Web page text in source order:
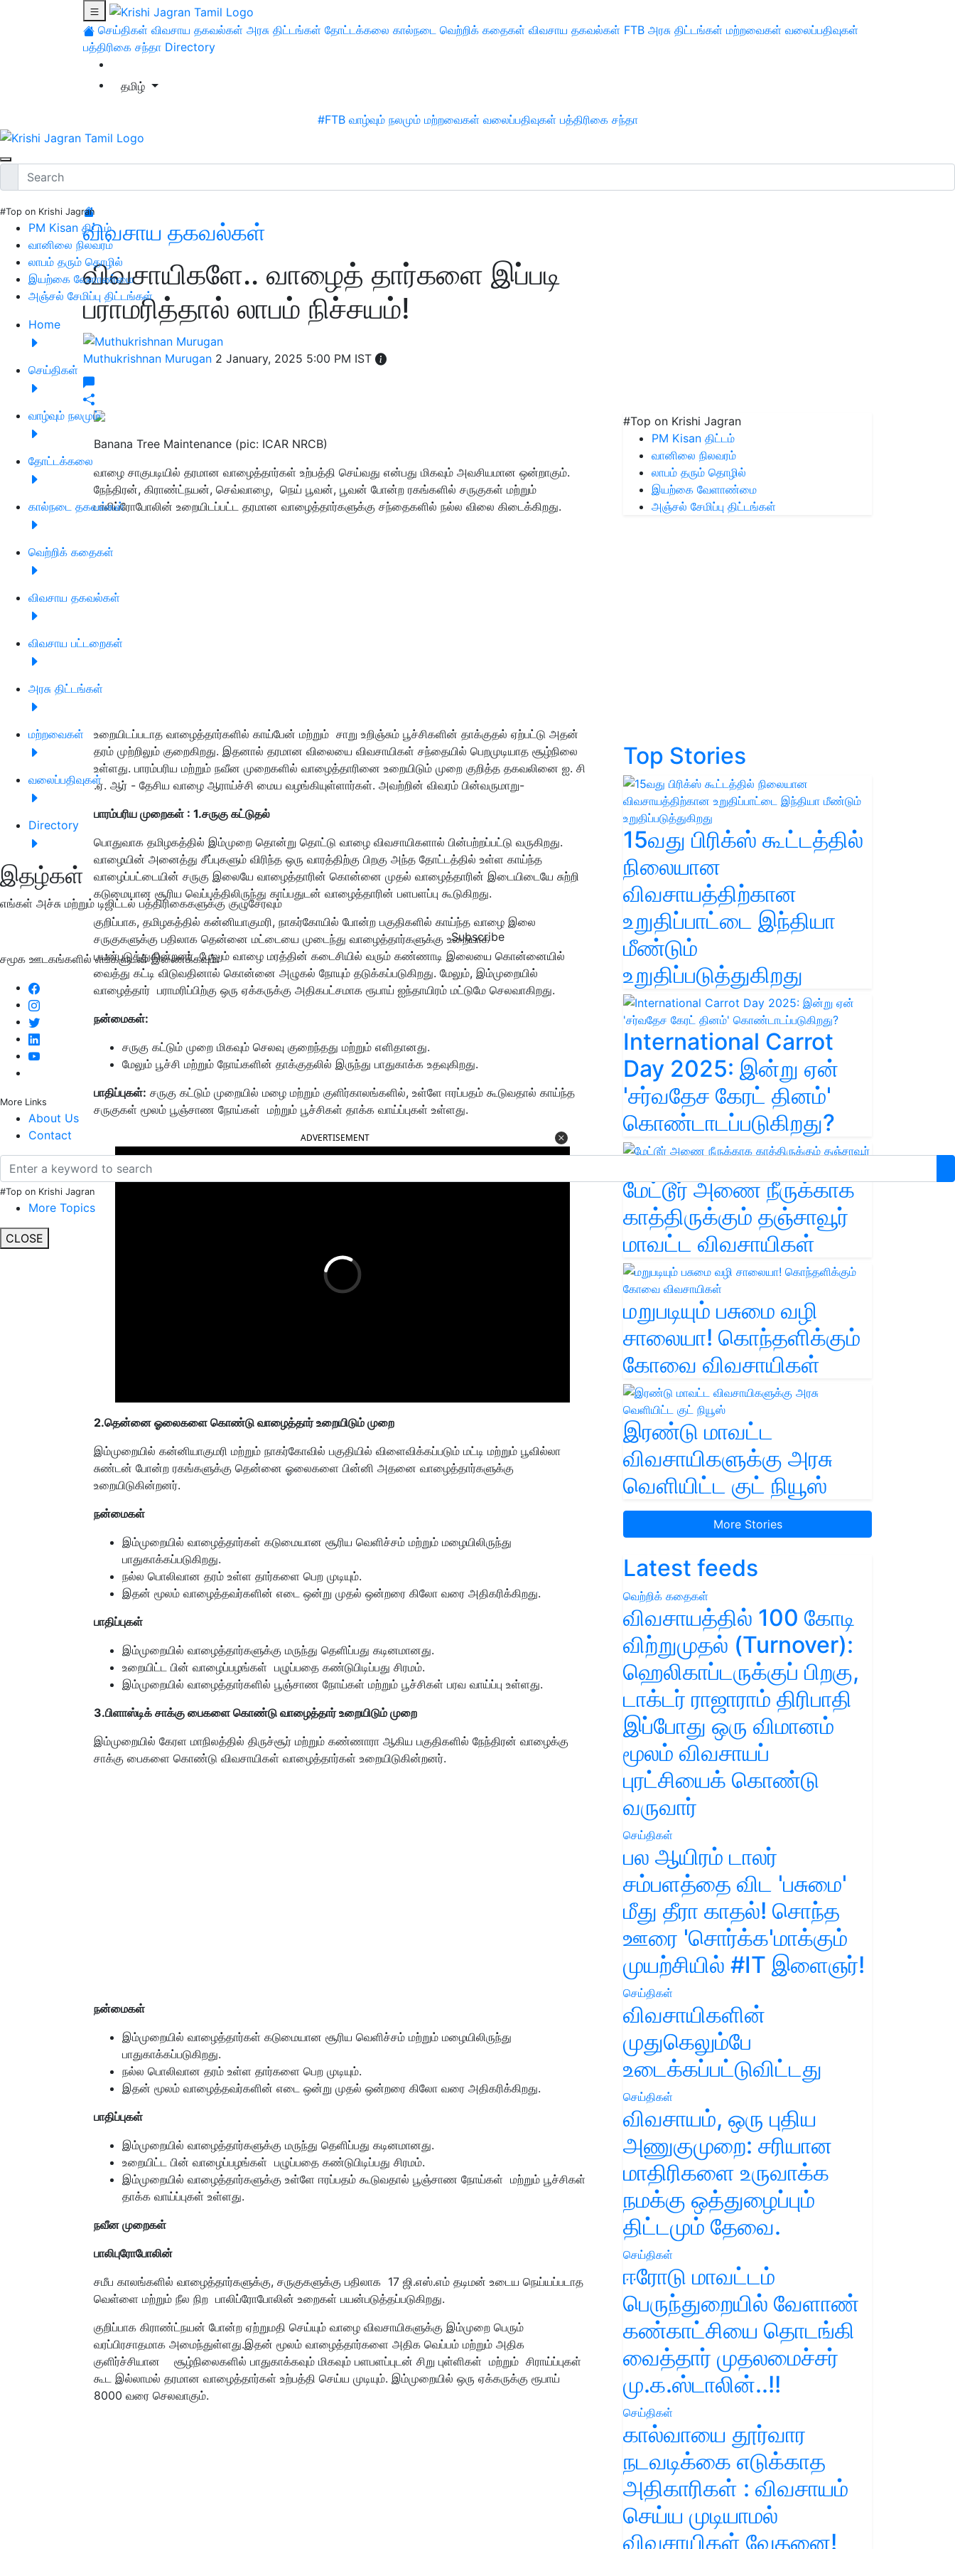
செய்திகள் விவசாய தகவல்கள் அரசு திட்டங்கள் தோட்டக்கலை கால்நடை வெற்றிக் கதைகள் விவசாய தகவல்கள் FTB அரசு திட்டங்கள் மற்றவைகள் வலைப்பதிவுகள்
பத்திரிகை சந்தா Directory
தமிழ்
#FTB வாழ்வும் நலமும் மற்றவைகள் வலைப்பதிவுகள் பத்திரிகை சந்தா
#Top on Krishi Jagran
PM Kisan திட்டம்
வானிலை நிலவரம்
லாபம் தரும் தொழில்
இயற்கை வேளாண்மை
அஞ்சல் சேமிப்பு திட்டங்கள்
Home
செய்திகள்
வாழ்வும் நலமும்
தோட்டக்கலை
கால்நடை தகவல்கள்
வெற்றிக் கதைகள்
விவசாய தகவல்கள்
விவசாய பட்டறைகள்
அரசு திட்டங்கள்
மற்றவைகள்
வலைப்பதிவுகள்
Directory
இதழ்கள்
எங்கள் அச்சு மற்றும் டிஜிட்டல் பத்திரிகைகளுக்கு குழுசேரவும்
Subscribe
சமூக ஊடகங்களில் எங்களுடன் இணைக்கவும்:
More Links
About Us
Contact
#Top on Krishi Jagran
More Topics
CLOSE
விவசாய தகவல்கள்
விவசாயிகளே.. வாழைத் தார்களை இப்படி
பராமரித்தால் லாபம் நிச்சயம்!
Muthukrishnan Murugan 2 January, 2025 5:00 PM IST
Banana Tree Maintenance (pic: ICAR NRCB)
வாழை சாகுபடியில் தரமான வாழைத்தார்கள் உற்பத்தி செய்வது என்பது மிகவும் அவசியமான ஒன்றாகும்.
நேந்திரன், கிராண்ட்நயன், செவ்வாழை, நெய் பூவன், பூவன் போன்ற ரகங்களில் சருகுகள் மற்றும்
பாலிப்ரோபோலின் உறையிடப்பட்ட தரமான வாழைத்தார்களுக்கு சந்தைகளில் நல்ல விலை கிடைக்கிறது.
உறையிடப்படாத வாழைத்தார்களில் காய்பேன் மற்றும் சாறு உறிஞ்சும் பூச்சிகளின் தாக்குதல் ஏற்பட்டு அதன்
தரம் முற்றிலும் குறைகிறது. இதனால் தரமான விலையை விவசாயிகள் சந்தையில் பெறமுடியாத சூழ்நிலை
உள்ளது. பாரம்பரிய மற்றும் நவீன முறைகளில் வாழைத்தாரினை உறையிடும் முறை குறித்த தகவலினை ஐ. சி
.ஏ. ஆர் - தேசிய வாழை ஆராய்ச்சி மைய வழங்கியுள்ளார்கள். அவற்றின் விவரம் பின்வருமாறு-
பாரம்பரிய முறைகள் : 1.சருகு கட்டுதல்
பொதுவாக தமிழகத்தில் இம்முறை தொன்று தொட்டு வாழை விவசாயிகளால் பின்பற்றப்பட்டு வருகிறது.
வாழையின் அனைத்து சீப்புகளும் விரிந்த ஒரு வாரத்திற்கு பிறகு அந்த தோட்டத்தில் உள்ள காய்ந்த
வாழைப்பட்டையின் சருகு இலையே வாழைத்தாரின் கொன்னை முதல் வாழைத்தாரின் இடையிடையே சுற்றி
கடுமையான சூரிய வெப்பத்திலிருந்து காப்பதுடன் வாழைத்தாரின் பளபளப்பு கூடுகிறது.
குறிப்பாக, தமிழகத்தில் கன்னியாகுமரி, நாகர்கோயில் போன்ற பகுதிகளில் காய்ந்த வாழை இலை
சருகுகளுக்கு பதிலாக தென்னை மட்டையை முடைந்து வாழைத்தார்களுக்கு உறையாக
பயன்படுத்துகின்றனர். மேலும் வாழை மரத்தின் கடைசியில் வரும் கண்ணாடி இலையை கொன்னையில்
வைத்து கட்டி விடுவதினால் கொன்னை அழுகல் நோயும் தடுக்கப்படுகிறது. மேலும், இம்முறையில்
வாழைத்தார் பராமரிப்பிற்கு ஒரு ஏக்கருக்கு அதிகபட்சமாக ரூபாய் ஐந்தாயிரம் மட்டுமே செலவாகிறது.
நன்மைகள்:
சருகு கட்டும் முறை மிகவும் செலவு குறைந்தது மற்றும் எளிதானது.
மேலும் பூச்சி மற்றும் நோய்களின் தாக்குதலில் இருந்து பாதுகாக்க உதவுகிறது.
பாதிப்புகள்: சருகு கட்டும் முறையில் மழை மற்றும் குளிர்காலங்களில், உள்ளே ஈரப்பதம் கூடுவதால் காய்ந்த
சருகுகள் மூலம் பூஞ்சாண நோய்கள் மற்றும் பூச்சிகள் தாக்க வாய்ப்புகள் உள்ளது.
ADVERTISEMENT
2.தென்னை ஓலைகளை கொண்டு வாழைத்தார் உறையிடும் முறை
இம்முறையில் கன்னியாகுமரி மற்றும் நாகர்கோவில் பகுதியில் விளைவிக்கப்படும் மட்டி மற்றும் பூவில்லா
சுண்டன் போன்ற ரகங்களுக்கு தென்னை ஓலைகளை பின்னி அதனை வாழைத்தார்களுக்கு
உறையிடுகின்றனர்.
நன்மைகள்
இம்முறையில் வாழைத்தார்கள் கடுமையான சூரிய வெளிச்சம் மற்றும் மழையிலிருந்து
பாதுகாக்கப்படுகிறது.
நல்ல பொலிவான தரம் உள்ள தார்களை பெற முடியும்.
இதன் மூலம் வாழைத்தவர்களின் எடை ஒன்று முதல் ஒன்றரை கிலோ வரை அதிகரிக்கிறது.
பாதிப்புகள்
இம்முறையில் வாழைத்தார்களுக்கு மருந்து தெளிப்பது கடினமானது.
உறையிட்ட பின் வாழைப்பழங்கள் பழுப்பதை கண்டுபிடிப்பது சிரமம்.
இம்முறையில் வாழைத்தார்களில் பூஞ்சாண நோய்கள் மற்றும் பூச்சிகள் பரவ வாய்ப்பு உள்ளது.
3.பிளாஸ்டிக் சாக்கு பைகளை கொண்டு வாழைத்தார் உறையிடும் முறை
இம்முறையில் கேரள மாநிலத்தில் திருச்சூர் மற்றும் கண்ணாரா ஆகிய பகுதிகளில் நேந்திரன் வாழைக்கு
சாக்கு பைகளை கொண்டு விவசாயிகள் வாழைத்தார்கள் உறையிடுகின்றனர்.
நன்மைகள்
இம்முறையில் வாழைத்தார்கள் கடுமையான சூரிய வெளிச்சம் மற்றும் மழையிலிருந்து
பாதுகாக்கப்படுகிறது.
நல்ல பொலிவான தரம் உள்ள தார்களை பெற முடியும்.
இதன் மூலம் வாழைத்தவர்களின் எடை ஒன்று முதல் ஒன்றரை கிலோ வரை அதிகரிக்கிறது.
பாதிப்புகள்
இம்முறையில் வாழைத்தார்களுக்கு மருந்து தெளிப்பது கடினமானது.
உறையிட்ட பின் வாழைப்பழங்கள் பழுப்பதை கண்டுபிடிப்பது சிரமம்.
இம்முறையில் வாழைத்தார்களுக்கு உள்ளே ஈரப்பதம் கூடுவதால் பூஞ்சாண நோய்கள் மற்றும் பூச்சிகள்
தாக்க வாய்ப்புகள் உள்ளது.
நவீன முறைகள்
பாலிபுரோபோலின்
சமீப காலங்களில் வாழைத்தார்களுக்கு, சருகுகளுக்கு பதிலாக 17 ஜி.எஸ்.எம் தடிமன் உடைய நெய்யப்படாத
வெள்ளை மற்றும் நீல நிற பாலிப்ரோபோலின் உறைகள் பயன்படுத்தப்படுகிறது.
குறிப்பாக கிராண்ட்நயன் போன்ற ஏற்றுமதி செய்யும் வாழை விவசாயிகளுக்கு இம்முறை பெரும்
வரப்பிரசாதமாக அமைந்துள்ளது.இதன் மூலம் வாழைத்தார்களை அதிக வெப்பம் மற்றும் அதிக
குளிர்ச்சியான சூழ்நிலைகளில் பாதுகாக்கவும் மிகவும் பளபளப்புடன் சிறு புள்ளிகள் மற்றும் சிராய்ப்புகள்
கூட இல்லாமல் தரமான வாழைத்தார்கள் உற்பத்தி செய்ய முடியும். இம்முறையில் ஒரு ஏக்கருக்கு ரூபாய்
8000 வரை செலவாகும்.
#Top on Krishi Jagran
PM Kisan திட்டம்
வானிலை நிலவரம்
லாபம் தரும் தொழில்
இயற்கை வேளாண்மை
அஞ்சல் சேமிப்பு திட்டங்கள்
Top Stories
15வது பிரிக்ஸ் கூட்டத்தில்
நிலையான
விவசாயத்திற்கான
உறுதிப்பாட்டை இந்தியா
மீண்டும்
உறுதிப்படுத்துகிறது
International Carrot
Day 2025: இன்று ஏன்
'சர்வதேச கேரட் தினம்'
கொண்டாடப்படுகிறது?
மேட்டூர் அணை நீருக்காக
காத்திருக்கும் தஞ்சாவூர்
மாவட்ட விவசாயிகள்
மறுபடியும் பசுமை வழி
சாலையா! கொந்தளிக்கும்
கோவை விவசாயிகள்
இரண்டு மாவட்ட
விவசாயிகளுக்கு அரசு
வெளியிட்ட குட் நியூஸ்
More Stories
Latest feeds
வெற்றிக் கதைகள்
விவசாயத்தில் 100 கோடி
விற்றுமுதல் (Turnover):
ஹெலிகாப்டருக்குப் பிறகு,
டாக்டர் ராஜாராம் திரிபாதி
இப்போது ஒரு விமானம்
மூலம் விவசாயப்
புரட்சியைக் கொண்டு
வருவார்
செய்திகள்
பல ஆயிரம் டாலர்
சம்பளத்தை விட 'பசுமை'
மீது தீரா காதல்! சொந்த
ஊரை 'சொர்க்க'மாக்கும்
முயற்சியில் #IT இளைஞர்!
செய்திகள்
விவசாயிகளின்
முதுகெலும்பே
உடைக்கப்பட்டுவிட்டது
செய்திகள்
விவசாயம், ஒரு புதிய
அணுகுமுறை: சரியான
மாதிரிகளை உருவாக்க
நமக்கு ஒத்துழைப்பும்
திட்டமும் தேவை.
செய்திகள்
ஈரோடு மாவட்டம்
பெருந்துறையில் வேளாண்
கண்காட்சியை தொடங்கி
வைத்தார் முதலமைச்சர்
மு.க.ஸ்டாலின்..!!
செய்திகள்
கால்வாயை தூர்வார
நடவடிக்கை எடுக்காத
அதிகாரிகள் : விவசாயம்
செய்ய முடியாமல்
விவசாயிகள் வேதனை!